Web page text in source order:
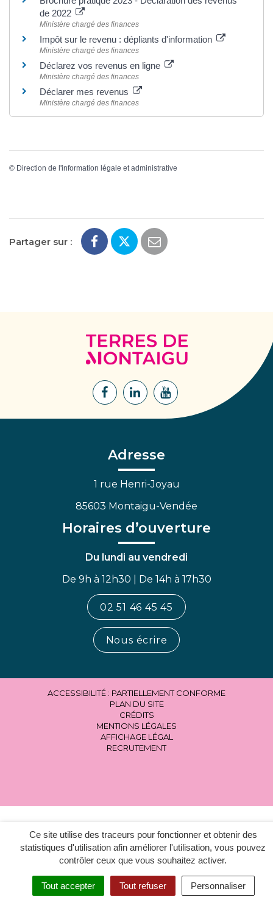
Ce site utilise des traceurs pour fonctionner et obtenir des
statistiques d'utilisation afin améliorer l'utilisation, vous pouvez
contrôler ceux que vous souhaitez activer.
Tout accepter Tout refuser Personnaliser
MENU RECHERCHER EN 1 CLIC ACCESSIBILITÉ
de 2022
Ministère chargé des finances
Impôt sur le revenu : dépliants d'information
Ministère chargé des finances
Déclarez vos revenus en ligne
Ministère chargé des finances
Déclarer mes revenus
Ministère chargé des finances
© Direction de l'information légale et administrative
Partager sur :
Terres
de
Lien
Facebook
Lien
Linkedin
Lien
Adresse
1 rue Henri-Joyau
85603 Montaigu-Vendée
Horaires d’ouverture
Du lundi au vendredi
De 9h à 12h30 | De 14h à 17h30
02 51 46 45 45
Nous écrire
ACCESSIBILITÉ : PARTIELLEMENT CONFORME
PLAN DU SITE
CRÉDITS
MENTIONS LÉGALES
AFFICHAGE LÉGAL
RECRUTEMENT